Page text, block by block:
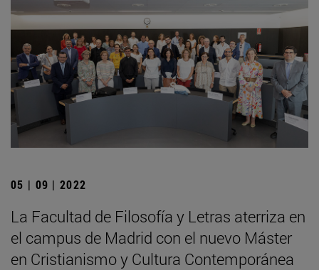
05 | 09 | 2022
La Facultad de Filosofía y Letras aterriza en
el campus de Madrid con el nuevo Máster
en Cristianismo y Cultura Contemporánea